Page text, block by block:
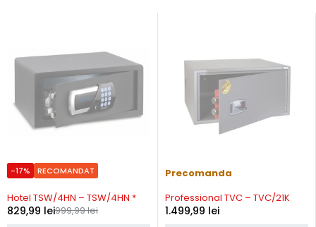
-17% RECOMANDAT
In stoc
Hotel TSW/4HN – TSW/4HN *
999,99lei
829,99 lei
Precomanda
Professional TVC – TVC/21K
1.499,99 lei